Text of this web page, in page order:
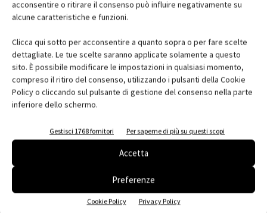
acconsentire o ritirare il consenso può influire negativamente su
alcune caratteristiche e funzioni.
Clicca qui sotto per acconsentire a quanto sopra o per fare scelte
dettagliate. Le tue scelte saranno applicate solamente a questo
sito. È possibile modificare le impostazioni in qualsiasi momento,
compreso il ritiro del consenso, utilizzando i pulsanti della Cookie
Policy o cliccando sul pulsante di gestione del consenso nella parte
inferiore dello schermo.
Gestisci 1768 fornitori Per saperne di più su questi scopi
Accetta
Preferenze
Cookie Policy Privacy Policy
Facebook Twitter Pinterest
RELATED ARTICLES MORE FROM AUTHOR
Contest 2026
ARCHITECT@WORK Milano 2026